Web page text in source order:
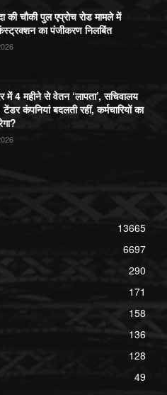
की चौकी पुल एप्रोच रोड मामले में
का पंजीकरण निलबिंत
में 4 महीने से वेतन ‘लापता’, सचिवालय
कंपनियां बदलती रहीं, कर्मचारियों का
13665
6697
290
171
158
136
128
49